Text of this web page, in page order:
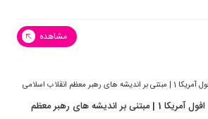
مشاهده
مولفه های سخت افزاری افول آمریکا 1 | مبتنی بر اندیشه های رهبر معظم